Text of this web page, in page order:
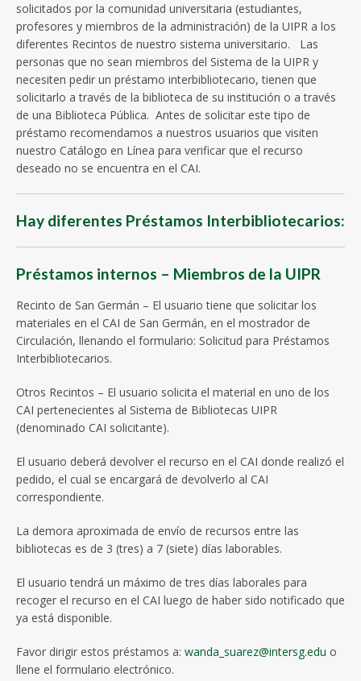
solicitados por la comunidad universitaria (estudiantes,
profesores y miembros de la administración) de la UIPR a los
diferentes Recintos de nuestro sistema universitario. Las
personas que no sean miembros del Sistema de la UIPR y
necesiten pedir un préstamo interbibliotecario, tienen que
solicitarlo a través de la biblioteca de su institución o a través
de una Biblioteca Pública. Antes de solicitar este tipo de
préstamo recomendamos a nuestros usuarios que visiten
nuestro Catálogo en Línea para verificar que el recurso
deseado no se encuentra en el CAI.
Hay diferentes Préstamos Interbibliotecarios:
Préstamos internos – Miembros de la UIPR
Recinto de San Germán – El usuario tiene que solicitar los
materiales en el CAI de San Germán, en el mostrador de
Circulación, llenando el formulario: Solicitud para Préstamos
Interbibliotecarios.
Otros Recintos – El usuario solicita el material en uno de los
CAI pertenecientes al Sistema de Bibliotecas UIPR
(denominado CAI solicitante).
El usuario deberá devolver el recurso en el CAI donde realizó el
pedido, el cual se encargará de devolverlo al CAI
correspondiente.
La demora aproximada de envío de recursos entre las
bibliotecas es de 3 (tres) a 7 (siete) días laborables.
El usuario tendrá un máximo de tres días laborales para
recoger el recurso en el CAI luego de haber sido notificado que
ya está disponible.
Favor dirigir estos préstamos a: wanda_suarez@intersg.edu o
llene el formulario electrónico.